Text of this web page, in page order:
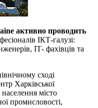
активно проводить
ІКТ-галузі:
ІТ- фахівців та
сході
Харківської
місто
промисловості,